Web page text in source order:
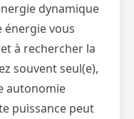
dynamique
vous
à rechercher la
souvent seul(e),
autonomie
puissance peut